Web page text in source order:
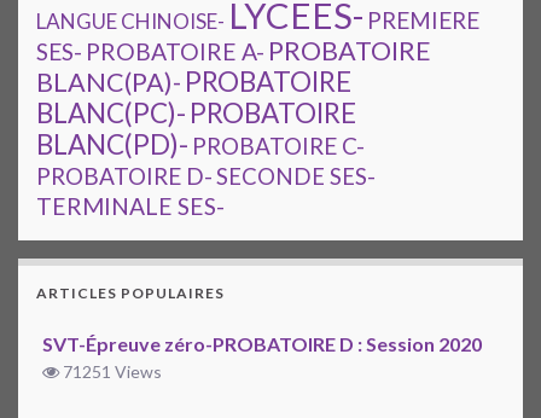
LANGUE CHINOISE- LYCEES- PREMIERE
SES- PROBATOIRE A- PROBATOIRE
BLANC(PA)- PROBATOIRE
BLANC(PC)- PROBATOIRE
BLANC(PD)- PROBATOIRE C-
PROBATOIRE D-SECONDE SES-
TERMINALE SES-
ARTICLES POPULAIRES
SVT-Épreuve zéro-PROBATOIRE D : Session 2020
71251 Views